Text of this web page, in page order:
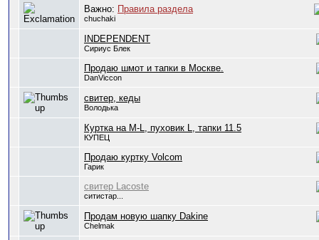
Важно: Правила раздела
chuchaki
INDEPENDENT
Сириус Блек
Продаю шмот и тапки в Москве.
DanViccon
свитер, кеды
Володька
Куртка на M-L, пуховик L, тапки 11.5
КУПЕЦ
Продаю куртку Volcom
Гарик
свитер Lacoste
ситистар...
Продам новую шапку Dakine
Chelmak